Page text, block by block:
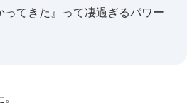
ってきた』って凄過ぎるパワー